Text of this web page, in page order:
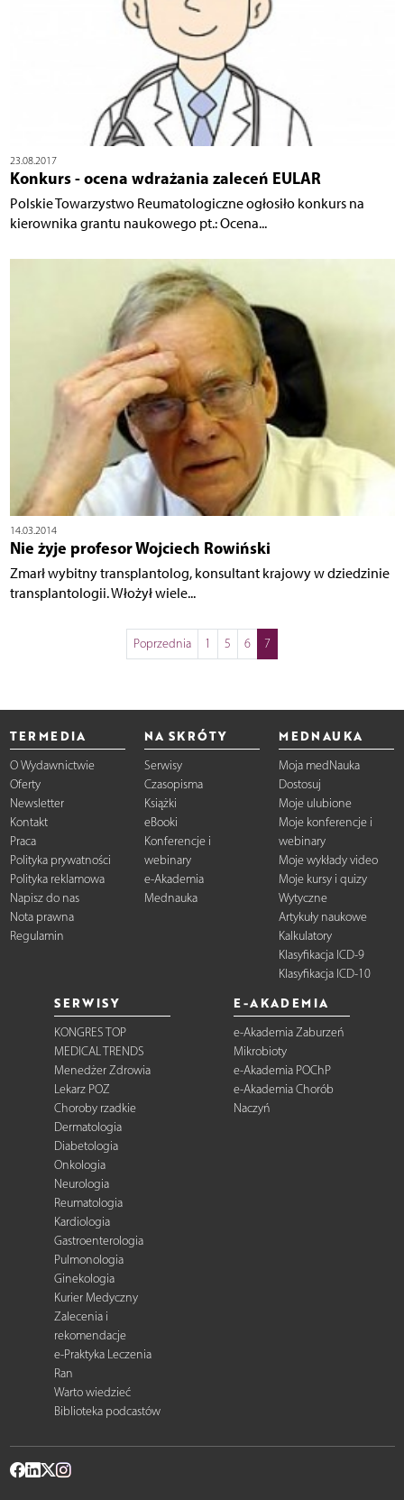
23.08.2017
Konkurs - ocena wdrażania zaleceń EULAR
Polskie Towarzystwo Reumatologiczne ogłosiło konkurs na
kierownika grantu naukowego pt.: Ocena...
14.03.2014
Nie żyje profesor Wojciech Rowiński
Zmarł wybitny transplantolog, konsultant krajowy w dziedzinie
transplantologii. Włożył wiele...
Poprzednia 1 5 6 7
TERMEDIA
O Wydawnictwie
Oferty
Newsletter
Kontakt
Praca
Polityka prywatności
Polityka reklamowa
Napisz do nas
Nota prawna
Regulamin
NA SKRÓTY
Serwisy
Czasopisma
Książki
eBooki
Konferencje i
webinary
e-Akademia
Mednauka
MEDNAUKA
Moja medNauka
Dostosuj
Moje ulubione
Moje konferencje i
webinary
Moje wykłady video
Moje kursy i quizy
Wytyczne
Artykuły naukowe
Kalkulatory
Klasyfikacja ICD-9
Klasyfikacja ICD-10
SERWISY
KONGRES TOP
MEDICAL TRENDS
Menedżer Zdrowia
Lekarz POZ
Choroby rzadkie
Dermatologia
Diabetologia
Onkologia
Neurologia
Reumatologia
Kardiologia
Gastroenterologia
Pulmonologia
Ginekologia
Kurier Medyczny
Zalecenia i
rekomendacje
e-Praktyka Leczenia
Ran
Warto wiedzieć
Biblioteka podcastów
E-AKADEMIA
e-Akademia Zaburzeń
Mikrobioty
e-Akademia POChP
e-Akademia Chorób
Naczyń